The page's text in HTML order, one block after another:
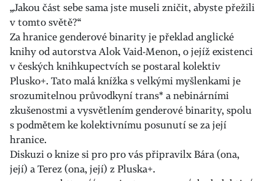
„Jakou část sebe sama jste museli zničit, abyste přežili
v tomto světě?“
Za hranice genderové binarity je překlad anglické
knihy od autorstva Alok Vaid-Menon, o jejíž existenci
v českých knihkupectvích se postaral kolektiv
Plusko+. Tato malá knížka s velkými myšlenkami je
srozumitelnou průvodkyní trans* a nebinárními
zkušenostmi a vysvětlením genderové binarity, spolu
s podmětem ke kolektivnímu posunutí se za její
hranice.
Diskuzi o knize si pro pro vás připravilx Bára (ona,
její) a Terez (ona, její) z Pluska+.